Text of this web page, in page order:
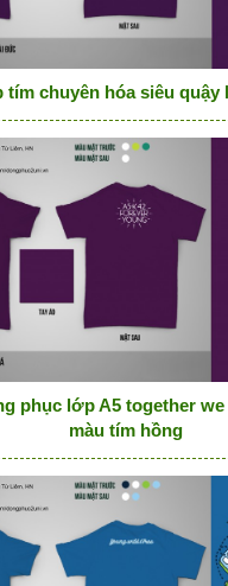
tím chuyên hóa siêu quậy
phục lớp A5 together
màu tím hồng